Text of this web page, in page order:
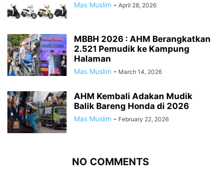
Mas Muslim - April 28, 2026
MBBH 2026 : AHM Berangkatkan
2.521 Pemudik ke Kampung
Halaman
Mas Muslim - March 14, 2026
AHM Kembali Adakan Mudik
Balik Bareng Honda di 2026
Mas Muslim - February 22, 2026
NO COMMENTS